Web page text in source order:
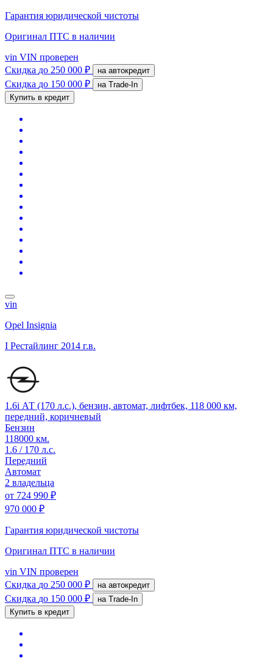
Гарантия юридической чистоты
Оригинал ПТС в наличии
vin VIN проверен
Скидка до 250 000 ₽ на автокредит
Скидка до 150 000 ₽
на Trade-In
Купить в кредит
vin
Opel Insignia
I Рестайлинг 2014 г.в.
1.6i АТ (170 л.с.), бензин, автомат, лифтбек, 118 000 км,
передний, коричневый
Бензин
118000 км.
1.6 / 170 л.с.
Передний
Автомат
2 владельца
от 724 990 ₽
970 000 ₽
Гарантия юридической чистоты
Оригинал ПТС в наличии
vin VIN проверен
Скидка до 250 000 ₽ на автокредит
Скидка до 150 000 ₽
на Trade-In
Купить в кредит